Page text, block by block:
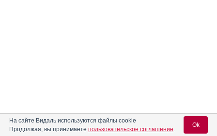
На сайте Видаль используются файлы cookie
Продолжая, вы принимаете пользовательское соглашение.
Ok